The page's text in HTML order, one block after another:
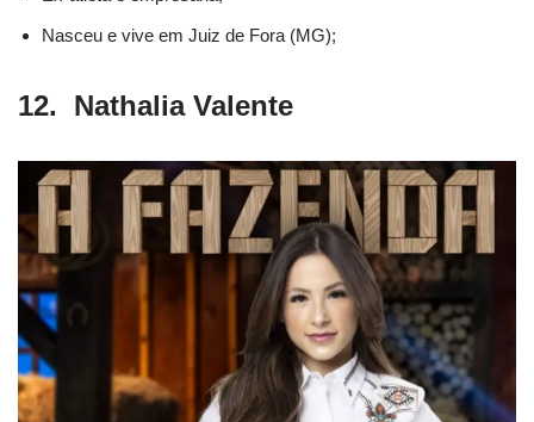
Nasceu e vive em Juiz de Fora (MG);
12. Nathalia Valente